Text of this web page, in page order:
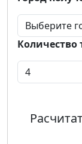
Количество